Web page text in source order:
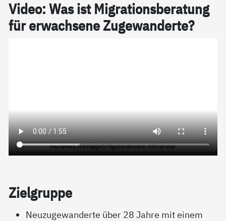
Vi­­deo: Was ist Mi­g­ra­­­ti­on­s­be­ra­­­tung
für er­wach­­­se­­­ne Zu­­­ge­wan­­der­­te?
Ziel­grup­pe
Neuzugewanderte über 28 Jahre mit einem